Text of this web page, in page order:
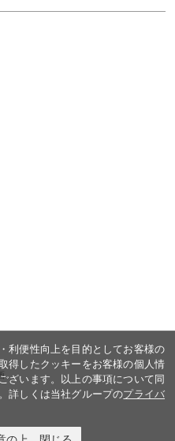
利便性向上を目的としてお客様の
得したクッキーをお客様の個人情
ざいます。以上の事項について同
詳しくは当社グループのプライバ